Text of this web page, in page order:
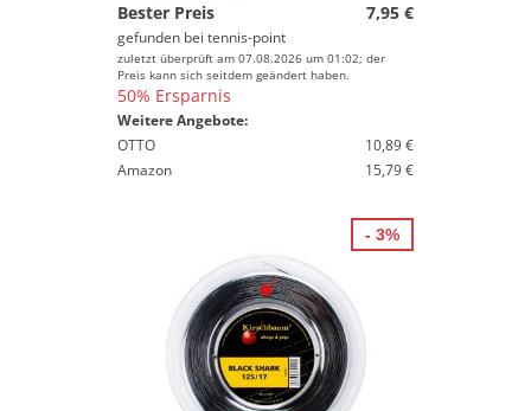
Bester Preis
7,95 €
gefunden bei tennis-point
zuletzt überprüft am 07.08.2026 um 01:02; der
Preis kann sich seitdem geändert haben.
50% Ersparnis
Weitere Angebote:
OTTO
10,89 €
Amazon
15,79 €
- 3%